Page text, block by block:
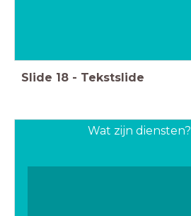
Slide 18 - Tekstslide
Wat zijn diensten?